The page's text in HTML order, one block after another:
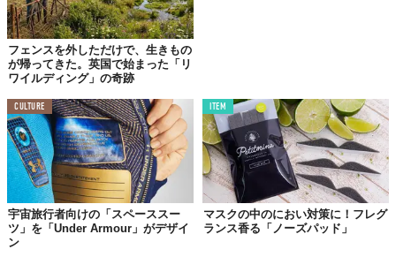
フェンスを外しただけで、生きもの
が帰ってきた。英国で始まった「リ
ワイルディング」の奇跡
CULTURE
宇宙旅行者向けの「スペーススー
ツ」を「Under Armour」がデザイ
ン
ITEM
マスクの中のにおい対策に！フレグ
ランス香る「ノーズパッド」